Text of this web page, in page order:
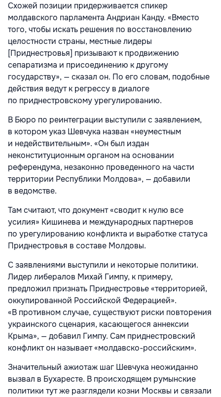
Схожей позиции придерживается спикер
молдавского парламента Андриан Канду. «Вместо
того, чтобы искать решения по восстановлению
целостности страны, местные лидеры
[Приднестровья] призывают к продвижению
сепаратизма и присоединению к другому
государству», — сказал он. По его словам, подобные
действия ведут к регрессу в диалоге
по приднестровскому урегулированию.
В Бюро по реинтеграции выступили с заявлением,
в котором указ Шевчука назван «неуместным
и недействительным». «Он был издан
неконституционным органом на основании
референдума, незаконно проведенного на части
территории Республики Молдова», — добавили
в ведомстве.
Там считают, что документ «сводит к нулю все
усилия» Кишинева и международных партнеров
по урегулированию конфликта и выработке статуса
Приднестровья в составе Молдовы.
С заявлениями выступили и некоторые политики.
Лидер либералов Михай Гимпу, к примеру,
предложил признать Приднестровье «территорией,
оккупированной Российской Федерацией».
«В противном случае, существуют риски повторения
украинского сценария, касающегося аннексии
Крыма», — добавил Гимпу. Сам приднестровский
конфликт он называет «молдавско-российским».
Значительный ажиотаж шаг Шевчука неожиданно
вызвал в Бухаресте. В происходящем румынские
политики тут же разглядели козни Москвы и связали